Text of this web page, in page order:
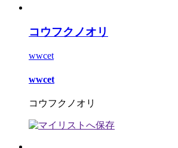
コウフクノオリ
wwcet
wwcet
コウフクノオリ